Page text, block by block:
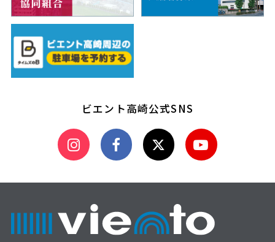
ビエント高崎公式SNS